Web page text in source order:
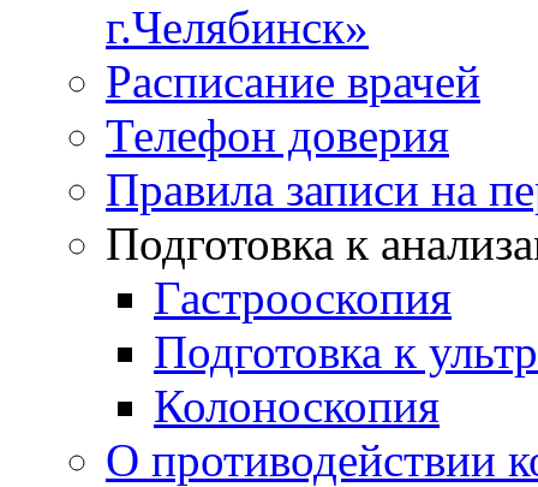
г.Челябинск»
Расписание врачей
Телефон доверия
Правила записи на
Подготовка к
Гастрооскопия
Подготовка к
Колоноскопия
О противодействии